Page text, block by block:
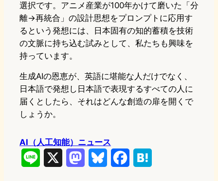
選択です。アニメ産業が100年かけて磨いた「分
離→再統合」の設計思想をプロンプトに応用す
るという発想には、日本固有の知的蓄積を技術
の文脈に持ち込む試みとして、私たちも興味を
持っています。
生成AIの恩恵が、英語に堪能な人だけでなく、
日本語で発想し日本語で表現するすべての人に
届くとしたら、それはどんな創造の扉を開くで
しょうか。
AI（人工知能）ニュース